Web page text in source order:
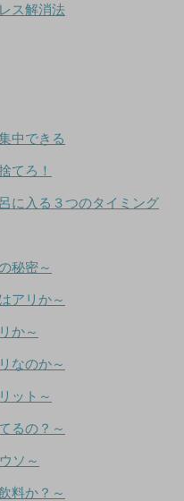
ス解消法
中できる
てろ！
に入る３つのタイミング
秘密～
アリか～
か～
なのか～
ット～
るの？～
ソ～
料か？～